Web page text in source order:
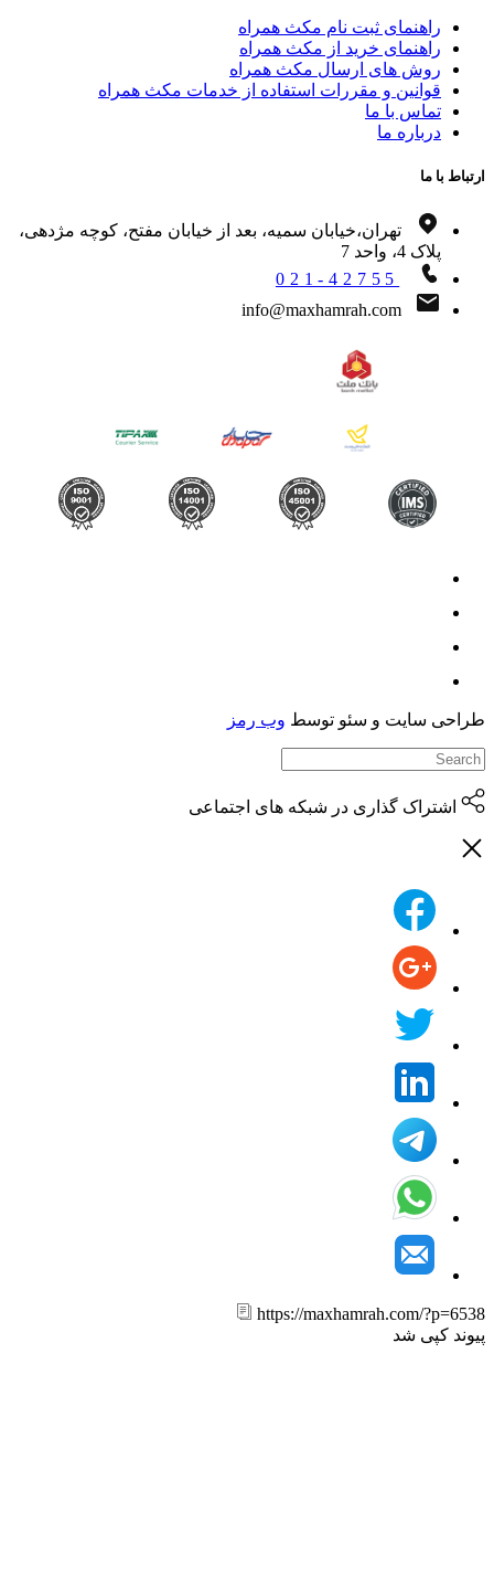
راهنمای ثبت نام مکث همراه
راهنمای خرید از مکث همراه
روش های ارسال مکث همراه
قوانین و مقررات استفاده از خدمات مکث همراه
تماس با ما
درباره ما
با ما
تهران،خیابان سمیه، بعد از خیابان مفتح، کوچه مژدهی،
پلاک 4، واحد 7
021-42755
info@maxhamrah.com
سایت و سئو توسطوب رمز
اشتراک گذاری در شبکه های اجتماعی
https://maxhamrah.com/
کپی شد